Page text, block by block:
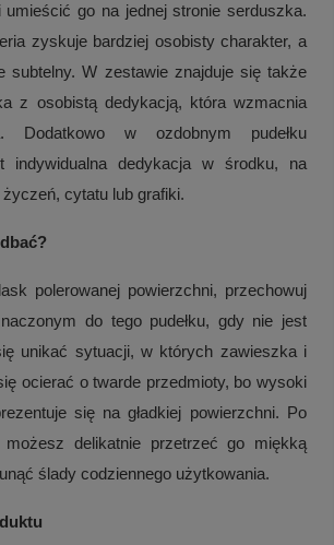
i umieścić go na jednej stronie serduszka.
zyskuje bardziej osobisty charakter, a
subtelny. W zestawie znajduje się także
z osobistą dedykacją, która wzmacnia
Dodatkowo w ozdobnym pudełku
indywidualna dedykacja w środku, na
życzeń, cytatu lub grafiki.
polerowanej powierzchni, przechowuj
do tego pudełku, gdy nie jest
unikać sytuacji, w których zawieszka i
ocierać o twarde przedmioty, bo wysoki
się na gładkiej powierzchni. Po
możesz delikatnie przetrzeć go miękką
ślady codziennego użytkowania.